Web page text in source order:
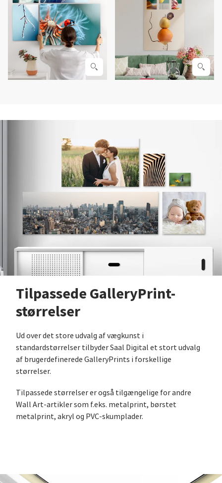
Tilpassede GalleryPrint-
størrelser
Ud over det store udvalg af vægkunst i
standardstørrelser tilbyder Saal Digital et stort udvalg
af brugerdefinerede GalleryPrints i forskellige
størrelser.
Tilpassede størrelser er også tilgængelige for andre
Wall Art-artikler som f.eks. metalprint, børstet
metalprint, akryl og PVC-skumplader.